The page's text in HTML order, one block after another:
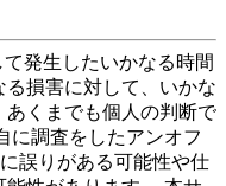
発生したいかなる時間
損害に対して、いかな
あくまでも個人の判断で
に調査をしたアンオフ
誤りがある可能性や仕